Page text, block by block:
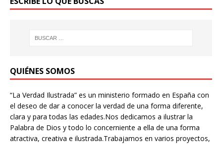
QUIÉNES SOMOS
“La Verdad Ilustrada” es un ministerio formado en España con
el deseo de dar a conocer la verdad de una forma diferente,
clara y para todas las edades.Nos dedicamos a ilustrar la
Palabra de Dios y todo lo concerniente a ella de una forma
atractiva, creativa e ilustrada.Trabajamos en varios proyectos,